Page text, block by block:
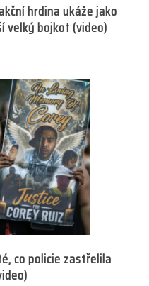
hrdina ukáže jako
velký bojkot (video)
co policie zastřelila